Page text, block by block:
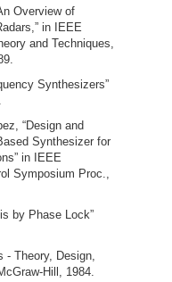
Overview of
in IEEE
and Techniques,
Synthesizers”
“Design and
Synthesizer for
in IEEE
Symposium Proc.,
by Phase Lock”
- Theory, Design,
Hill, 1984.